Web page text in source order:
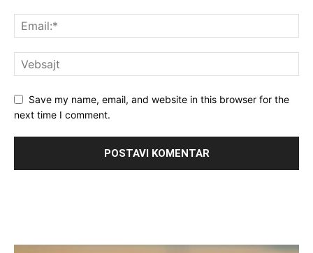
Save my name, email, and website in this browser for the
next time I comment.